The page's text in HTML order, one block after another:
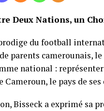
Deux Nations, un
du football
parents camerounais,
national :
Cameroun, le pays de
Bisseck a exprimé sa